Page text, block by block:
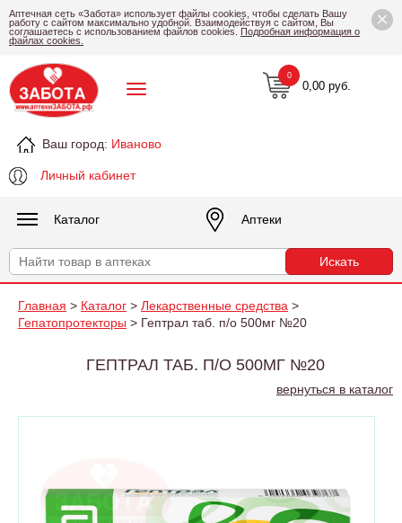
×
Аптечная сеть «Забота» использует файлы cookies, чтобы сделать Вашу
работу с сайтом максимально удобной. Взаимодействуя с сайтом, Вы
соглашаетесь с использованием файлов cookies. Подробная информация о
файлах cookies.
Ваш город: Иваново
Личный кабинет
0,00 руб.
0
Каталог Аптеки
Главная > Каталог > Лекарственные средства >
Гепатопротекторы > Гептрал таб. п/о 500мг №20
ГЕПТРАЛ ТАБ. П/О 500МГ №20
вернуться в каталог